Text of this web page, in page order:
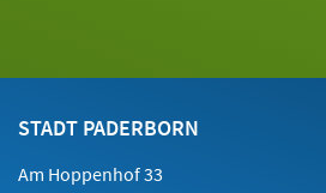
STADT PADERBORN
Am Hoppenhof 33